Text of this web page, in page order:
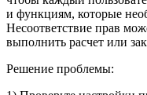
и функциям, которые
Несоответствие прав
выполнить расчет или
Решение проблемы: